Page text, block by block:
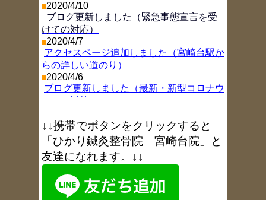
2020/4/10
ブログ更新しました（緊急事態宣言を受
けての対応）
2020/4/7
アクセスページ追加しました（宮崎台駅か
らの詳しい道のり）
2020/4/6
ブログ更新しました（最新・新型コロナウ
ブログ更新しました（年末年始お休み情
報）
2018/8/9
ブログ更新しました（お盆休み
ブログ更新しました（1周年を振り返り
2017/6/6
↓↓携帯でボタンをクリックすると
「ひかり鍼灸整骨院 宮崎台院」と
友達になれます。↓↓